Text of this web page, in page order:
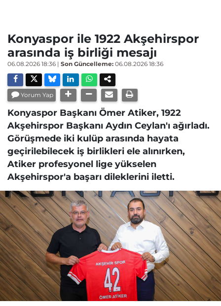
Konyaspor ile 1922 Akşehirspor
arasında iş birliği mesajı
06.08.2026 18:36 | Son Güncelleme: 06.08.2026 18:36
Yorum Yap
Konyaspor Başkanı Ömer Atiker, 1922
Akşehirspor Başkanı Aydın Ceylan'ı ağırladı.
Görüşmede iki kulüp arasında hayata
geçirilebilecek iş birlikleri ele alınırken,
Atiker profesyonel lige yükselen
Akşehirspor'a başarı dileklerini iletti.